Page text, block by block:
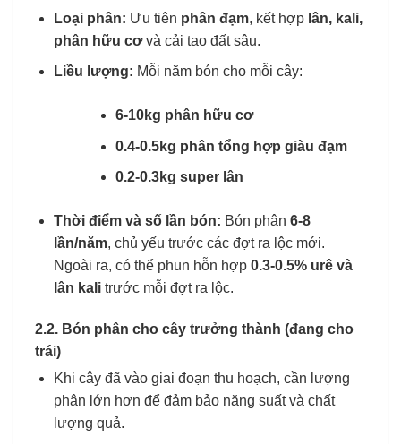
Loại phân: Ưu tiên phân đạm, kết hợp lân, kali,
phân hữu cơvà cải tạo đất sâu.
Liều lượng: Mỗi năm bón cho mỗi cây:
6-10kg phân hữu cơ
0.4-0.5kg phân tổng hợp giàu đạm
0.2-0.3kg super lân
Thời điểm và số lần bón: Bón phân 6-8
lần/năm, chủ yếu trước các đợt ra lộc mới.
Ngoài ra, có thể phun hỗn hợp 0.3-0.5% urê và
lân kalitrước mỗi đợt ra lộc.
2.2. Bón phân cho cây trưởng thành (đang cho
trái)
Khi cây đã vào giai đoạn thu hoạch, cần lượng
phân lớn hơn để đảm bảo năng suất và chất
lượng quả.